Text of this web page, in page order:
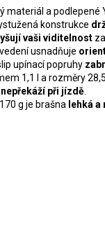
materiál a podlepené
konstrukce
vaši viditelnost
usnadňuje
upínací popruhy
1,1 l a rozměry
nepřekáží při jízdě
g je brašna lehká